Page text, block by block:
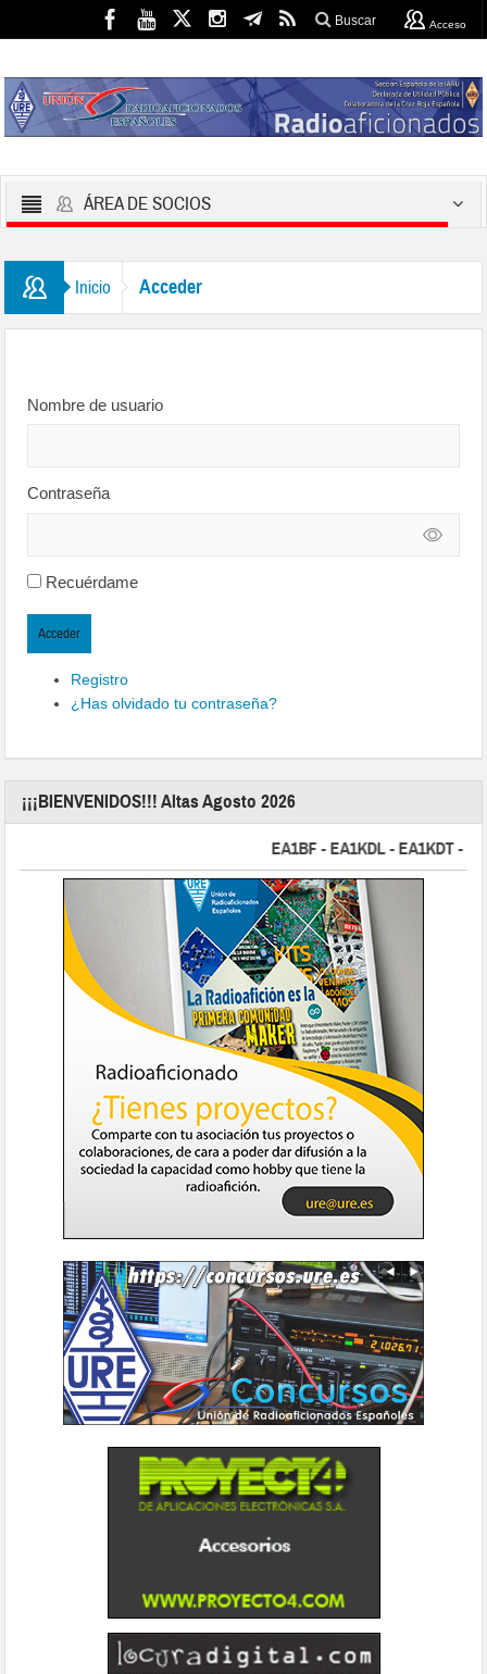
Buscar Acceso
ÁREA DE SOCIOS
Inicio Acceder
Nombre de usuario
Contraseña
Recuérdame
Acceder
Registro
¿Has olvidado tu contraseña?
¡¡¡BIENVENIDOS!!! Altas Agosto 2026
EA1BF - EA1KDL - EA1KDT -